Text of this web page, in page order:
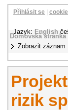
Domovská stránka
Zobrazit záznam
Přihlásit se
Jazyk: English
rizik